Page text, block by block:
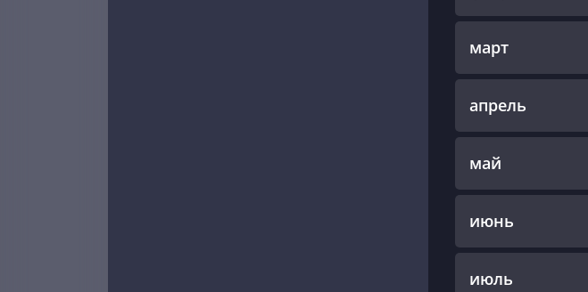
март
апрель
май
июнь
июль